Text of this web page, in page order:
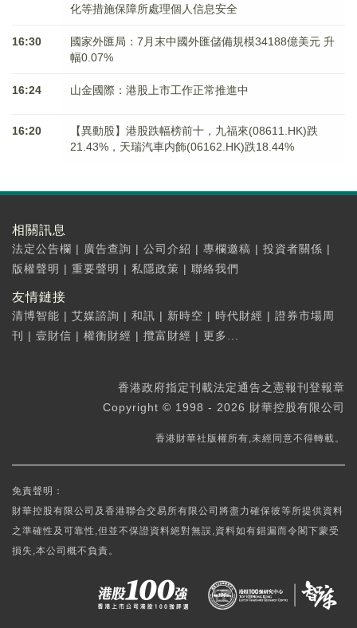
化等措施保障所處理個人信息安全
16:30
國家外匯局：7月末中國外匯儲備規模34188億美元 升
幅0.07%
16:24 山金國際：港股上市工作正常推進中
16:20
【異動股】港股跌幅榜前十，九福來(08611.HK)跌
21.43%，天瑞汽車内飾(06162.HK)跌18.44%
相關訊息
法定公告欄 | 廣告查詢 | 公司介紹 | 專欄邀稿 | 投資者關係 |
版權聲明 | 重要聲明 | 私隱政策 | 聯絡我們
友情鏈接
清博智能 | 艾媒諮詢 | 和訊 | 新時空 | 時代財經 | 證券市場周
刊
| 壹財信 | 權衡財經 | 攬富財經 | 更多...
香港政府指定刊載法定通告之憲報刊登報章
Copyright © 1998 - 2026 財華控股有限公司
香港財華社版權所有,未經同意不得轉載。
免責聲明：
財華控股有限公司及香港聯合交易所有限公司將盡力確保彼等所提供資料
之準確性及可靠性,但並不保證資料絕對無誤,資料如有錯漏而令閣下蒙受
損失,本公司概不負責。